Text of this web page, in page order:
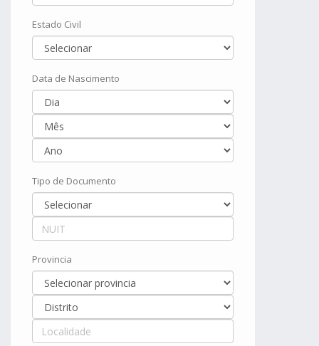
Estado Civil
Data de Nascimento
Tipo de Documento
Provincia